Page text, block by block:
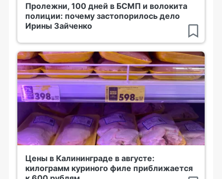
Пролежни, 100 дней в БСМП и волокита
полиции: почему застопорилось дело
Ирины Зайченко
Цены в Калининграде в августе:
килограмм куриного филе приближается